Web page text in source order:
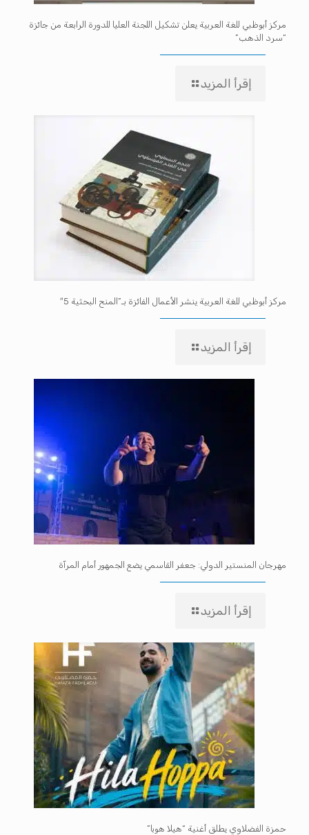
مركز أبوظبي للغة العربية يعلن تشكيل اللجنة العليا للدورة الرابعة من جائزة
“سرد الذهب”
إقرأ المزيد
مركز أبوظبي للغة العربية ينشر الأعمال الفائزة بـ”المنح البحثية 5″
إقرأ المزيد
مهرجان المنستير الدولي: جعفر القاسمي يضع الجمهور أمام المرآة
إقرأ المزيد
حمزة الفضلاوي يطلق أغنية “هيلا هوبا”